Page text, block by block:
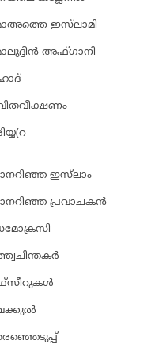
ഇസ്‌ലാമി
അഫ്ഗാനി
ഇസ്‌ലാം
പ്രവാചകന്‍